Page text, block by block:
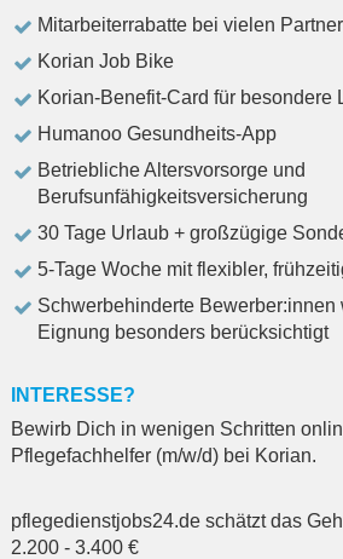
Mitarbeiterrabatte bei vielen
Korian Job Bike
Korian-Benefit-Card für besondere
Humanoo Gesundheits-App
Betriebliche Altersvorsorge und
Berufsunfähigkeitsversicherung
30 Tage Urlaub + großzügige
5-Tage Woche mit flexibler,
Schwerbehinderte
Eignung besonders berücksichtigt
INTERESSE?
Bewirb Dich in wenigen Schritten
Pflegefachhelfer (m/w/d) bei Korian.
pflegedienstjobs24.de schätzt das
2.200 - 3.400 €